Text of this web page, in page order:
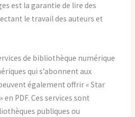
est la garantie de lire des
le travail des auteurs et
de bibliothèque numérique
qui s’abonnent aux
également offrir « Star
en PDF. Ces services sont
publiques ou